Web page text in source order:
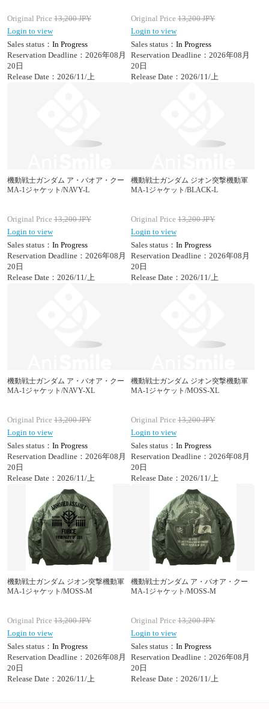
Original Price 13,200JPY
Login to view
Sales status： In Progress
Reservation Deadline：2026年08月
20日
Release Date：2026/11/上
Original Price 13,200JPY
Login to view
Sales status： In Progress
Reservation Deadline：2026年08月
20日
Release Date：2026/11/上
機動戦士ガンダム ア・バオア・クー
MA-1ジャケット/NAVY-L
Original Price 13,200JPY
Login to view
Sales status： In Progress
Reservation Deadline：2026年08月
20日
Release Date：2026/11/上
機動戦士ガンダム ジオン突撃機動軍
MA-1ジャケット/BLACK-L
Original Price 13,200JPY
Login to view
Sales status： In Progress
Reservation Deadline：2026年08月
20日
Release Date：2026/11/上
機動戦士ガンダム ア・バオア・クー
MA-1ジャケット/NAVY-XL
Original Price 13,200JPY
Login to view
Sales status： In Progress
Reservation Deadline：2026年08月
20日
Release Date：2026/11/上
機動戦士ガンダム ジオン突撃機動軍
MA-1ジャケット/MOSS-XL
Original Price 13,200JPY
Login to view
Sales status： In Progress
Reservation Deadline：2026年08月
20日
Release Date：2026/11/上
機動戦士ガンダム ジオン突撃機動軍
MA-1ジャケット/MOSS-M
Original Price 13,200JPY
Login to view
Sales status： In Progress
Reservation Deadline：2026年08月
20日
Release Date：2026/11/上
機動戦士ガンダム ア・バオア・クー
MA-1ジャケット/MOSS-M
Original Price 13,200JPY
Login to view
Sales status： In Progress
Reservation Deadline：2026年08月
20日
Release Date：2026/11/上